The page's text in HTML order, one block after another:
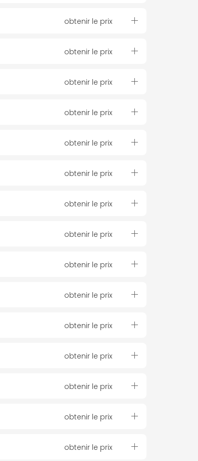
obtenir le prix
obtenir le prix
obtenir le prix
obtenir le prix
obtenir le prix
obtenir le prix
obtenir le prix
obtenir le prix
obtenir le prix
obtenir le prix
obtenir le prix
obtenir le prix
obtenir le prix
obtenir le prix
obtenir le prix